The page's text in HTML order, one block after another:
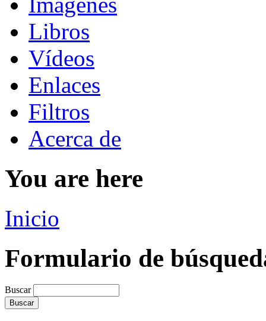
Libros
Vídeos
Enlaces
Filtros
Acerca de
You are here
Inicio
Formulario de
Buscar